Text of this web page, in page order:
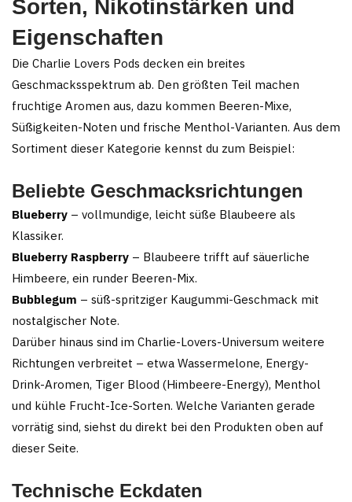
Sorten, Nikotinstärken und
Eigenschaften
Die Charlie Lovers Pods decken ein breites
Geschmacksspektrum ab. Den größten Teil machen
fruchtige Aromen aus, dazu kommen Beeren-Mixe,
Süßigkeiten-Noten und frische Menthol-Varianten. Aus dem
Sortiment dieser Kategorie kennst du zum Beispiel:
Beliebte Geschmacksrichtungen
Blueberry – vollmundige, leicht süße Blaubeere als
Klassiker.
Blueberry Raspberry – Blaubeere trifft auf säuerliche
Himbeere, ein runder Beeren-Mix.
Bubblegum – süß-spritziger Kaugummi-Geschmack mit
nostalgischer Note.
Darüber hinaus sind im Charlie-Lovers-Universum weitere
Richtungen verbreitet – etwa Wassermelone, Energy-
Drink-Aromen, Tiger Blood (Himbeere-Energy), Menthol
und kühle Frucht-Ice-Sorten. Welche Varianten gerade
vorrätig sind, siehst du direkt bei den Produkten oben auf
dieser Seite.
Technische Eckdaten